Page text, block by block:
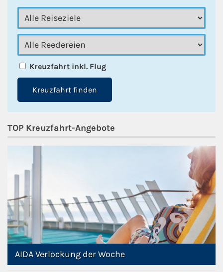
Kreuzfahrt inkl. Flug
Kreuzfahrt finden
TOP Kreuzfahrt-Angebote
AIDA Verlockung der Woche